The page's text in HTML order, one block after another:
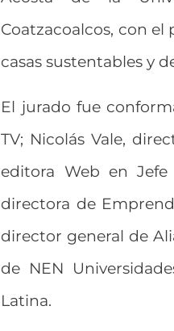
Coatzacoalcos, con
casas sustentables y
El jurado fue
TV; Nicolás Vale,
editora Web en Jefe
directora de
director general de
de NEN
Latina.